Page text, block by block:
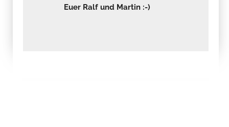
Euer Ralf und Martin :-)